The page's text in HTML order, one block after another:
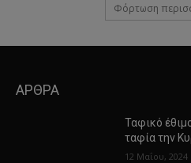
Φόρτωση
ΑΡΘΡΑ
Ταφικό
ταφία την
12 Μαΐου, 2024